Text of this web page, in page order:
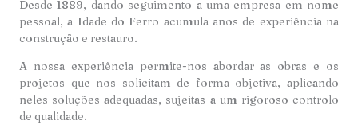
Desde 1889, dando seguimento a uma empresa em nome
pessoal, a Idade do Ferro acumula anos de experiência na
construção e restauro.
A nossa experiência permite-nos abordar as obras e os
projetos que nos solicitam de forma objetiva, aplicando
neles soluções adequadas, sujeitas a um rigoroso controlo
de qualidade.